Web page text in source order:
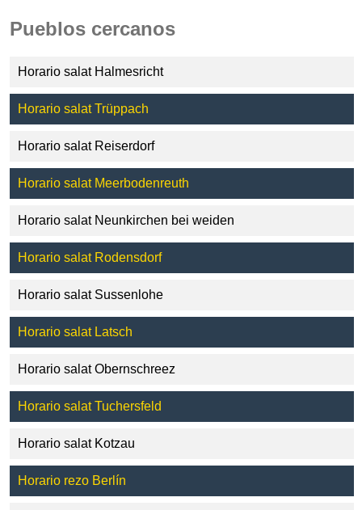
Pueblos cercanos
Horario salat Halmesricht
Horario salat Trüppach
Horario salat Reiserdorf
Horario salat Meerbodenreuth
Horario salat Neunkirchen bei weiden
Horario salat Rodensdorf
Horario salat Sussenlohe
Horario salat Latsch
Horario salat Obernschreez
Horario salat Tuchersfeld
Horario salat Kotzau
Horario rezo Berlín